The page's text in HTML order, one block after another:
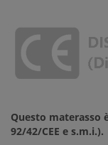
Questo materasso
92/42/CEE e s.m.i.).